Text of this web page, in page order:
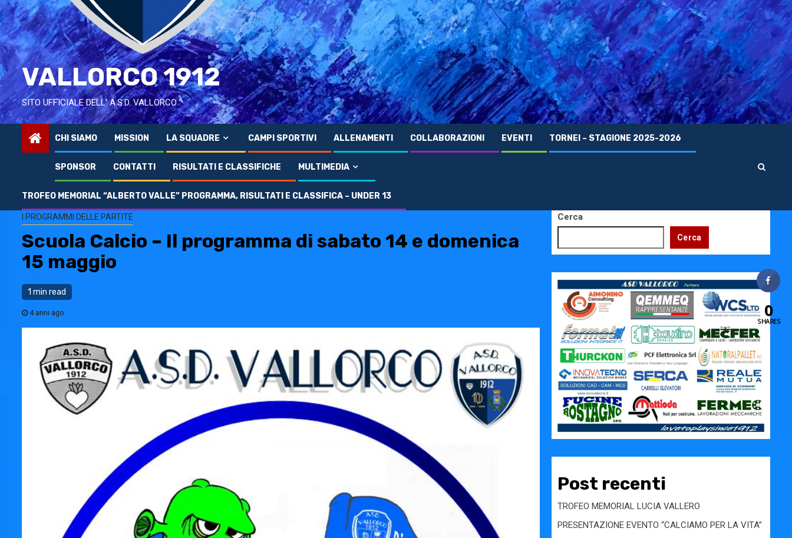
VALLORCO 1912
SITO UFFICIALE DELL' A.S.D. VALLORCO
CHI SIAMO MISSION LA SQUADRE CAMPI SPORTIVI ALLENAMENTI COLLABORAZIONI EVENTI TORNEI – STAGIONE 2025-2026
SPONSOR CONTATTI RISULTATI E CLASSIFICHE MULTIMEDIA
TROFEO MEMORIAL “ALBERTO VALLE” PROGRAMMA, RISULTATI E CLASSIFICA – UNDER 13
Home 2022 Maggio 14 Scuola Calcio – Il programma di sabato 14 e domenica 15 maggio
I PROGRAMMI DELLE PARTITE
Scuola Calcio – Il programma di sabato 14 e domenica
15 maggio
1 min read
4 anni ago
Cerca
Cerca
Post recenti
TROFEO MEMORIAL LUCIA VALLERO
PRESENTAZIONE EVENTO “CALCIAMO PER LA VITA”
0
SHARES